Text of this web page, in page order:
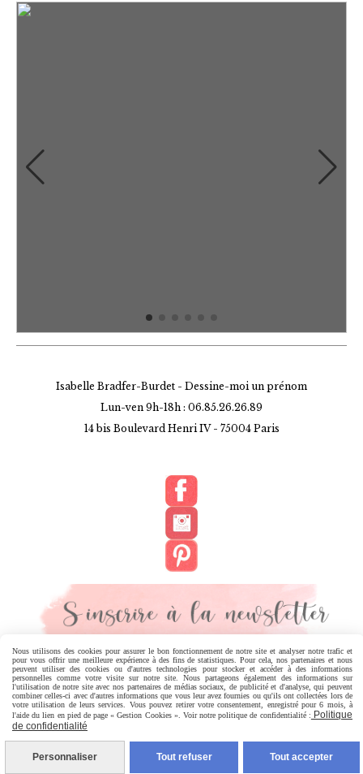
Isabelle Bradfer-Burdet - Dessine-moi un prénom
Lun-ven 9h-18h : 06.85.26.26.89
14 bis Boulevard Henri IV - 75004 Paris
MENTIONS LÉGALES CONDITIONS GÉNÉRALES DE VENTE
POLITIQUE DE CONFIDENTIALITÉ GESTION COOKIES
MON COMPTE
Nous utilisons des cookies pour assurer le bon fonctionnement de notre site et analyser notre trafic et
pour vous offrir une meilleure expérience à des fins de statistiques. Pour cela, nos partenaires et nous
peuvent utiliser des cookies ou d'autres technologies pour stocker et accéder à des informations
personnelles comme votre visite sur notre site. Nous partageons également des informations sur
l'utilisation de notre site avec nos partenaires de médias sociaux, de publicité et d'analyse, qui peuvent
combiner celles-ci avec d'autres informations que vous leur avez fournies ou qu'ils ont collectées lors de
votre utilisation de leurs services. Vous pouvez retirer votre consentement, enregistré pour 6 mois, à
l'aide du lien en pied de page « Gestion Cookies ». Voir notre politique de confidentialité : Politique
de confidentialité
Personnaliser Tout refuser Tout accepter